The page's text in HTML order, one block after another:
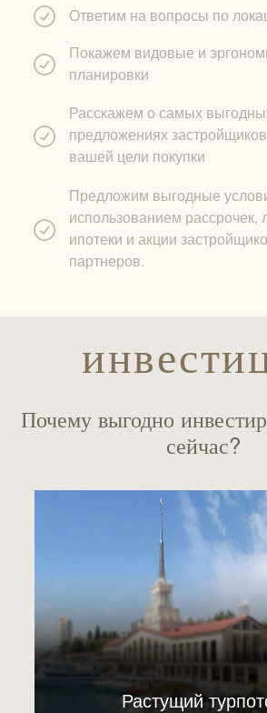
Предложим выгодные
использованием рассрочек,
ипотеки и акции
партнеров.
Расскажем о самых
предложениях
вашей цели покупки
Покажем видовые и
планировки
Ответим на вопросы по
Почему выгодно
сейчас?
Растущий